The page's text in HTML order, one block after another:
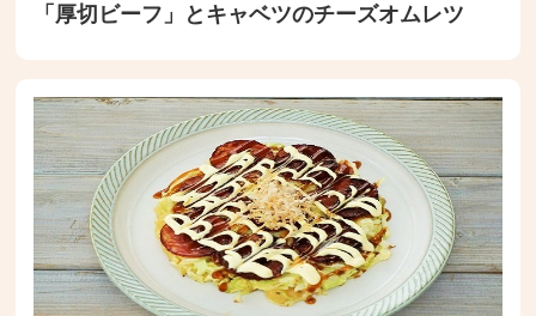
「厚切ビーフ」とキャベツのチーズオムレツ